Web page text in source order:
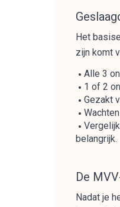
Het
zijn komt
Alle 3
1 of 2
Gezakt
belangrijk.
De
Nadat je